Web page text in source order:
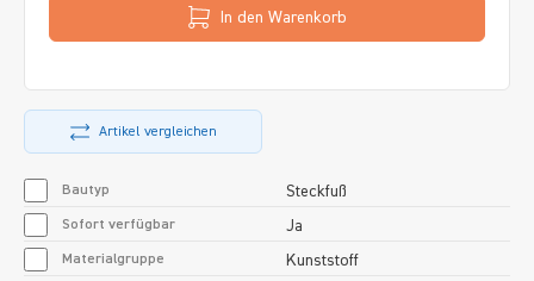
In den Warenkorb
Artikel vergleichen
Bautyp Steckfuß
Sofort verfügbar Ja
Materialgruppe Kunststoff